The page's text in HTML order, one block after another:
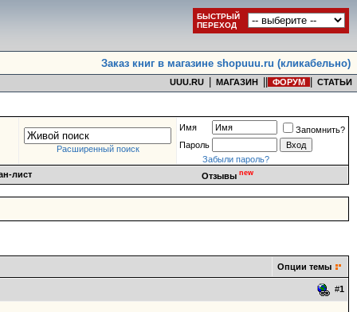
БЫСТРЫЙ
ПЕРЕХОД
Заказ книг в магазине shopuuu.ru (кликабельно)
UUU.RU МАГАЗИН ФОРУМ СТАТЬИ
Расширенный поиск
Имя
Запомнить?
Пароль
Забыли пароль?
лист
Отзывы new
Опции темы
#1